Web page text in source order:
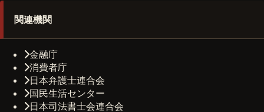
関連機関
金融庁
消費者庁
日本弁護士連合会
国民生活センター
日本司法書士会連合会